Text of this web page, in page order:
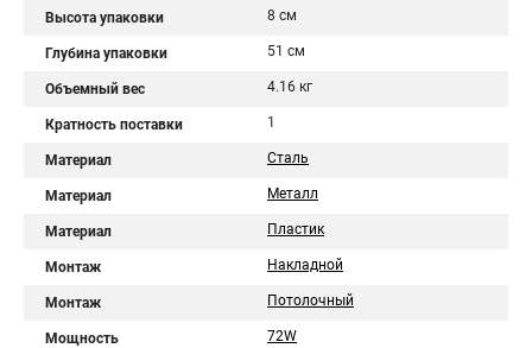
Высота упаковки 8 см
Глубина упаковки 51 см
Объемный вес 4.16 кг
Кратность поставки 1
Материал Сталь
Материал Металл
Материал Пластик
Монтаж Накладной
Монтаж Потолочный
Мощность 72W